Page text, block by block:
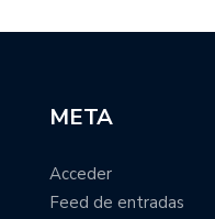
META
Acceder
Feed de entradas